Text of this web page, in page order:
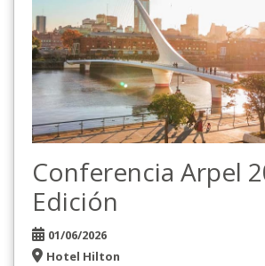
Conferencia Arpel
Edición
01/06/2026
Hotel Hilton